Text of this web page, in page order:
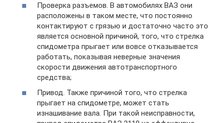
Проверка разъемов. В автомобилях ВАЗ они
расположены в таком месте, что постоянно
контактируют с грязью и достаточно часто это
является основной причиной, того, что стрелка
спидометра прыгает или вовсе отказывается
работать, показывая неверные значения
скорости движения автотранспортного
средства;
Привод. Также причиной того, что стрелка
прыгает на спидометре, может стать
изнашивание вала. При такой неисправности,